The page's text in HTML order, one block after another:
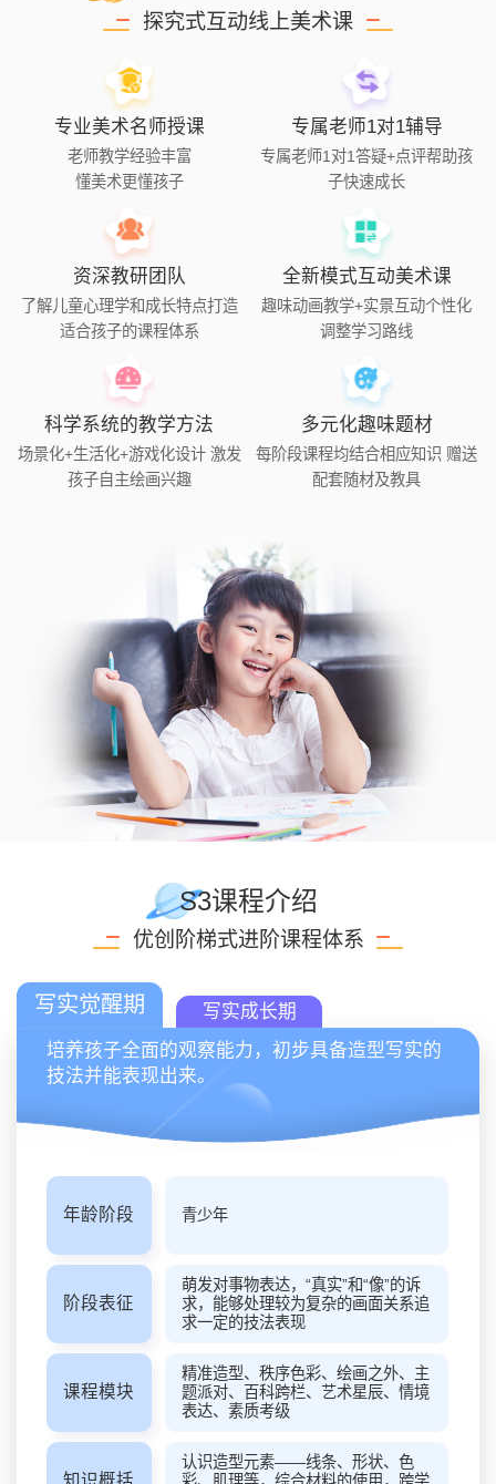
探究式互动线上美术课
专业美术名师授课
老师教学经验丰富
懂美术更懂孩子
专属老师1对1辅导
专属老师1对1答疑+点评帮助孩
子快速成长
资深教研团队
了解儿童心理学和成长特点打造
适合孩子的课程体系
全新模式互动美术课
趣味动画教学+实景互动个性化
调整学习路线
科学系统的教学方法
场景化+生活化+游戏化设计 激发
孩子自主绘画兴趣
多元化趣味题材
每阶段课程均结合相应知识 赠送
配套随材及教具
S3课程介绍
优创阶梯式进阶课程体系
写实觉醒期
写实成长期
培养孩子全面的观察能力，初步具备造型写实的
技法并能表现出来。
年龄阶段 青少年
阶段表征
萌发对事物表达，“真实”和“像”的诉
求，能够处理较为复杂的画面关系追
求一定的技法表现
课程模块
精准造型、秩序色彩、绘画之外、主
题派对、百科跨栏、艺术星辰、情境
表达、素质考级
知识概括
认识造型元素——线条、形状、色
年龄阶段 青少年
阶段表征
能够表现出“真实”的三维空间，能够
较为 灵活的处理复杂的画面关系，
有良好的技 法综合运用能力
课程模块
精准造型、秩序色彩、绘画之外、主
题派对、百科跨栏、艺术星辰、情境
表达、素质考级
知识概括
造型元素应用，立体造型方法，美术
形式 原理——对称与平衡、节奏与